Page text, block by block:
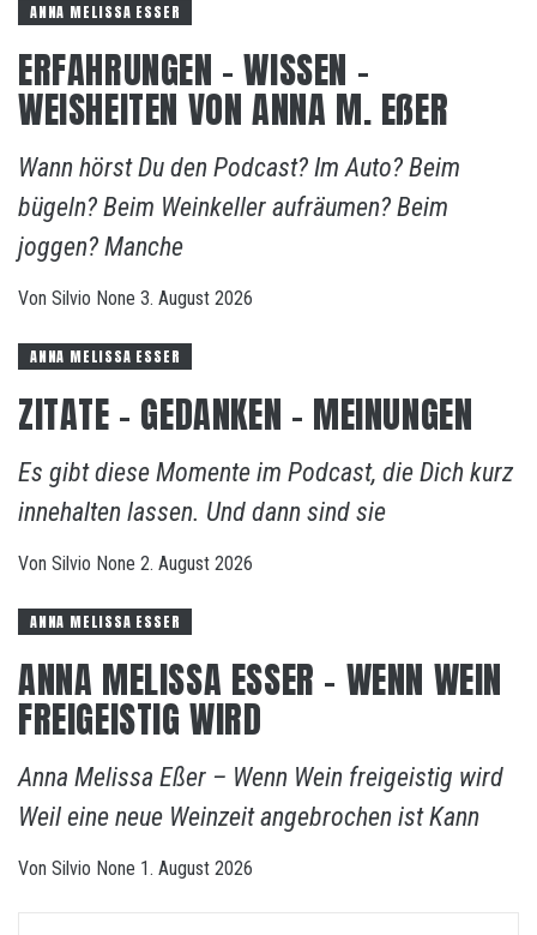
ANNA MELISSA ESSER
ERFAHRUNGEN – WISSEN –
WEISHEITEN VON ANNA M. EẞER
Wann hörst Du den Podcast? Im Auto? Beim
bügeln? Beim Weinkeller aufräumen? Beim
joggen? Manche
Von Silvio None 3. August 2026
ANNA MELISSA ESSER
ZITATE – GEDANKEN – MEINUNGEN
Es gibt diese Momente im Podcast, die Dich kurz
innehalten lassen. Und dann sind sie
Von Silvio None 2. August 2026
ANNA MELISSA ESSER
ANNA MELISSA ESSER – WENN WEIN
FREIGEISTIG WIRD
Anna Melissa Eßer – Wenn Wein freigeistig wird
Weil eine neue Weinzeit angebrochen ist Kann
Von Silvio None 1. August 2026